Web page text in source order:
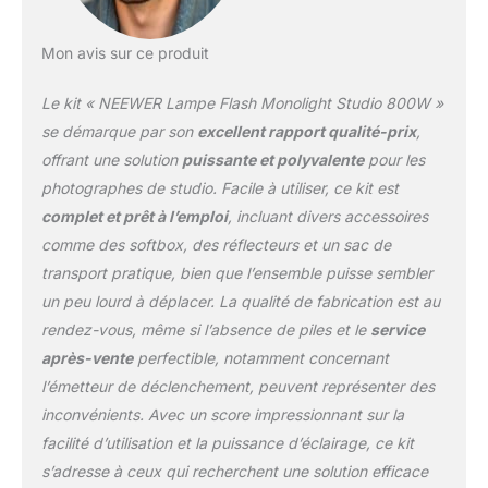
L'écran LCD HD fournit une référence
visuelle.Conformément à la directive
européenne sur l'étiquetage de l'efficacité
produit ne nécessite pas d'informations sur
l'étiquetage énergétique. 【Système Q sans
fil 2,4G et modes S1/S2】 le S101-400W PRO
peut fonctionner avec déclencheur 2,4G 16
canaux et permettre une synchronisation
haute vitesse 1/200s dans un rayon de 30m
lorsqu'il est réglé sur le même canal.Il
fonctionne avec QPRO Trigger (vendu
séparément) pour une synchronisation plus
rapide et de meilleures capacités anti-
interférences grâce à 1 à 99 identifiants sans
fil et 32 canaux.Il peut être déclenché par
une unité maître manuelle en mode S1 et
thermique efficace et silencieuse】 le
système de dissipation thermique
nouvellement amélioré adopte un ventilateur
Mon avis sur ce produit
Le kit « NEEWER Lampe Flash Monolight Studio 800W »
se démarque par son excellent rapport qualité-prix,
offrant une solution puissante et polyvalentepour les
photographes de studio. Facile à utiliser, ce kit est
complet et prêt à l’emploi, incluant divers accessoires
comme des softbox, des réflecteurs et un sac de
transport pratique, bien que l’ensemble puisse sembler
un peu lourd à déplacer. La qualité de fabrication est au
rendez-vous, même si l’absence de piles et le service
après-venteperfectible, notamment concernant
l’émetteur de déclenchement, peuvent représenter des
inconvénients. Avec un score impressionnant sur la
facilité d’utilisation et la puissance d’éclairage, ce kit
s’adresse à ceux qui recherchent une solution efficace